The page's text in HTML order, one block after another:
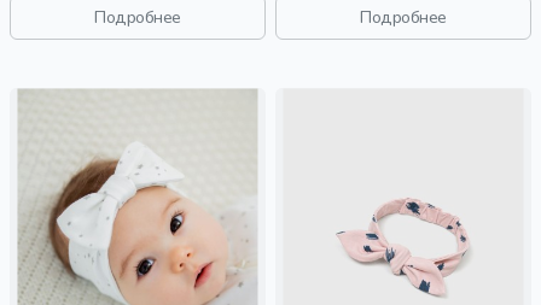
Подробнее
Подробнее